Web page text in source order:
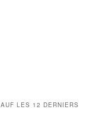
LES 12 DERNIERS